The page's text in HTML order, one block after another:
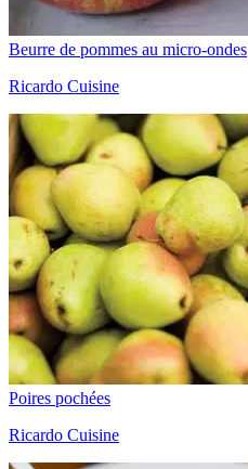
Beurre de pommes au micro-ondes
Ricardo Cuisine
Poires pochées
Ricardo Cuisine